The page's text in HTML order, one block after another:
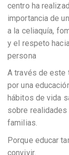
centro ha
importancia de
a la celiaquía,
y el respeto
persona
A través de este
por una
hábitos de vida
sobre realidades
familias.
Porque educar
convivir.